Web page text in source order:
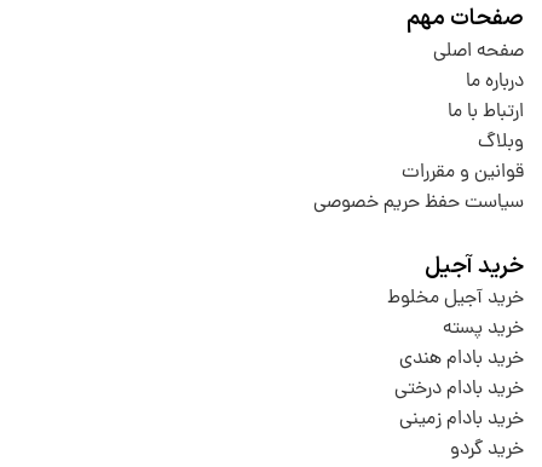
صفحات مهم
صفحه اصلی
درباره ما
ارتباط با ما
وبلاگ
قوانین و مقررات
سیاست حفظ حریم خصوصی
خرید آجیل
خرید آجیل مخلوط
خرید پسته
خرید بادام هندی
خرید بادام درختی
خرید بادام زمینی
خرید گردو